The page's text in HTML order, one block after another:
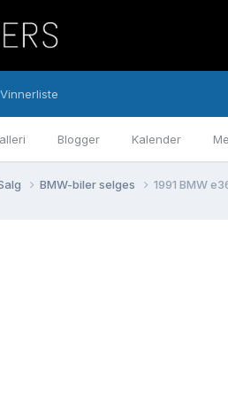
Blogger Kalender
Vinnerliste
BMW-biler selges 1991 BMW